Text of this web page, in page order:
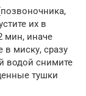
их в
мин, иначе
в миску, сразу
водой снимите
тушки